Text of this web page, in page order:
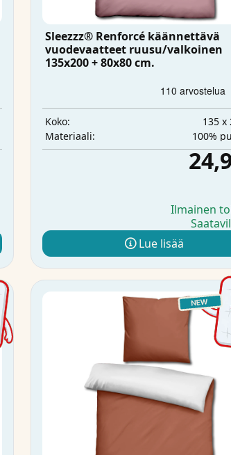
Sleezzz® Renforcé käännettävä
vuodevaatteet ruusu/valkoinen
135x200 + 80x80 cm.
Koko:
135 x
Materiaali:
100%
Ilmainen
Lue lisää